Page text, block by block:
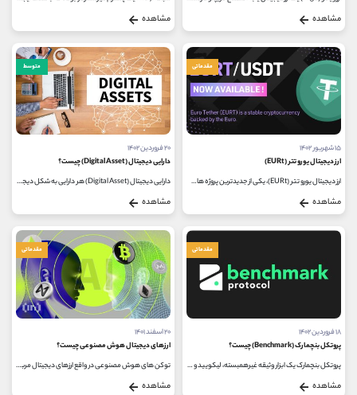
مشاهده مشاهده
مقدماتی
۱۵ شهریور ۱۴۰۲
ارز دیجیتال یورو تتر (EURt)
ارز دیجیتال یورو تتر (EURt)، یکی از جدیدترین پروژه های تتر، صادرکننده سومین ارز دیجیتال بزرگ جهان (USDT) است. مهمترین هدف این شرکت،...
مشاهده
متوسط
۲۰ فروردین ۱۴۰۲
دارایی دیجیتال (Digital Asset) چیست؟
دارایی دیجیتال (Digital Asset) هر دارایی به شکل دیجیتال است که دارای ارزش و همچنین دارای مالکیت است. دارایی دیجیتال می تواند به عنوان...
مشاهده
مقدماتی
۱۸ فروردین ۱۴۰۲
پروتکل بنچمارک (Benchmark) چیست؟
پروتکل بنچمارک یک ابزار وثیقه غیرهمبسته، لیکویید و VIX است. این پروتکل یک ابزار وثیقه مبتنی بر قوانین و کشش عرضه است که عرضه...
مشاهده
مقدماتی
۲۰ اسفند ۱۴۰۱
ارزهای دیجیتال هوش مصنوعی چیست؟
توکن های هوش مصنوعی در واقع ارزهای دیجیتال مربوط به پروژه های بلاک چین مبتنی بر AI می باشند. پروژه‌های رمزنگاری هوش مصنوعی...
مشاهده